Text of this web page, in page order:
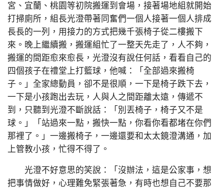
宮、宜蘭、桃園等初院搬運到會場，接著場地組就開始
打掃廁所，組長光澄帶著同奮們一個人接著一個人排成
長長的一列，用接力的方式把幾千張椅子從二樓搬下
來。晚上繼續搬，搬運組忙了一整天先走了，人不夠，
搬運的間距愈來愈長，光澄沒有說任何話，看看自己的
四個孩子在禮堂上打籃球，他喊：「全部過來搬椅
子。」全家總動員，卻不是很順，一下是椅子跌下去，
一下是小孩跑出去玩，人與人之間距離太遠，傳遞不
到，只聽到光澄不斷說話：「別丟椅子，椅子又不是
球。」「站過來一點，搬快一點，你看你看都堵在你們
那裡了。」一邊搬椅子，一邊還要和太太鏡澄溝通，加
上管教小孩，忙得不得了。
光澄不好意思的笑說：「沒辦法，這是公家事，想
把事情做好，心理難免緊張著急，有時也想自己不要那